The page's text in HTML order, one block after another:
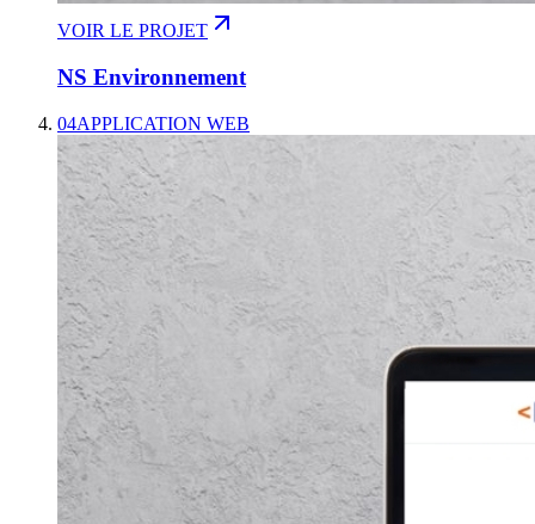
VOIR LE PROJET
NS Environnement
04APPLICATION WEB